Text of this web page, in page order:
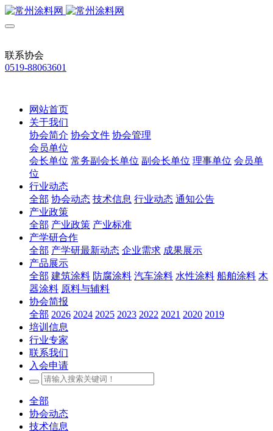
联系协会
0519-88063601
网站首页
关于我们
协会简介 协会文件 协会管理
会员单位
会长单位 常务副会长单位 副会长单位 理事单位 会员单
位
行业动态
全部 协会动态 技术信息 行业动态 通知公告
产业政策
全部 产业政策 产业标准
产学研合作
全部 产学研最新动态 企业需求 成果展示
产品展示
全部 建筑涂料 防腐涂料 汽车涂料 水性涂料 船舶涂料 木
器涂料 原料与辅料
协会简报
全部 2026 2024 2025 2023 2022 2021 2020 2019
培训信息
行业专家
联系我们
入会申请
全部
协会动态
技术信息